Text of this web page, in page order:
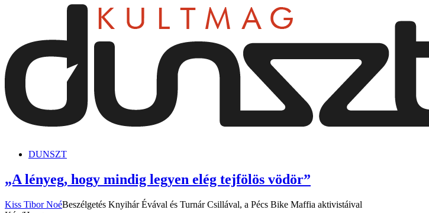
DUNSZT
„A lényeg, hogy mindig legyen elég tejfölös vödör”
Kiss Tibor NoéBeszélgetés Knyihár Évával és Turnár Csillával, a Pécs Bike Maffia aktivistáival